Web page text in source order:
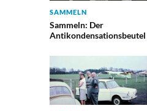
SAMMELN
Sammeln: Der
Antikondensationsbeutel